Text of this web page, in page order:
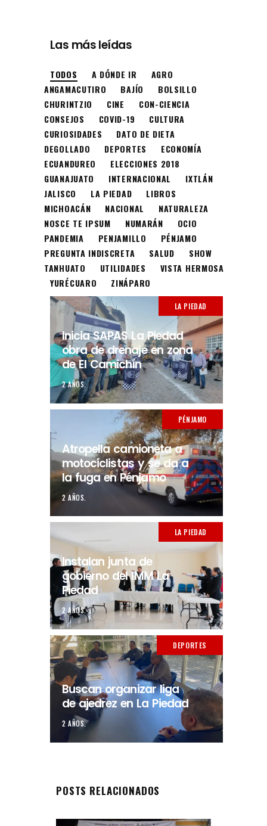
Las más leídas
TODOS A DÓNDE IR
AGRO
ANGAMACUTIRO
BAJÍO
BOLSILLO
CHURINTZIO
CINE
CON-CIENCIA
CONSEJOS
COVID-19
CULTURA
CURIOSIDADES
DATO DE DIETA
DEGOLLADO
DEPORTES
ECONOMÍA
ECUANDUREO
ELECCIONES 2018
GUANAJUATO
INTERNACIONAL
IXTLÁN
JALISCO
LA PIEDAD
LIBROS
MICHOACÁN
NACIONAL
NATURALEZA
NOSCE TE IPSUM
NUMARÁN
OCIO
PANDEMIA
PENJAMILLO
PÉNJAMO
PREGUNTA INDISCRETA
SALUD
SHOW
TANHUATO
UTILIDADES
VISTA HERMOSA
YURÉCUARO
ZINÁPARO
LA PIEDAD
Inicia SAPAS La Piedad
obra de drenaje en zona
de El Camichín
2 AÑOS.
PÉNJAMO
Atropella camioneta a
motociclistas y se da a
la fuga en Pénjamo
2 AÑOS.
LA PIEDAD
Instalan junta de
gobierno del IMM La
Piedad
2 AÑOS.
DEPORTES
Buscan organizar liga
de ajedrez en La Piedad
2 AÑOS.
POSTS RELACIONADOS